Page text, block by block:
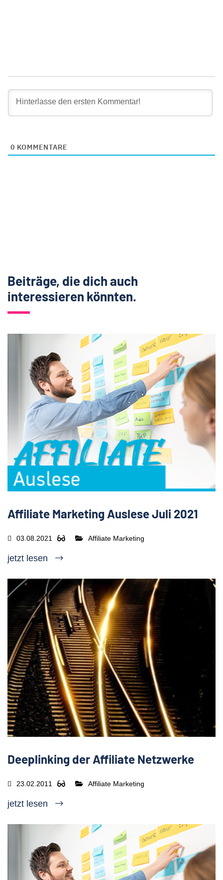
0 KOMMENTARE
Beiträge, die dich auch
interessieren könnten.
Affiliate Marketing Auslese Juli 2021
03.08.2021 Affiliate Marketing
jetzt lesen
Deeplinking der Affiliate Netzwerke
23.02.2011 Affiliate Marketing
jetzt lesen